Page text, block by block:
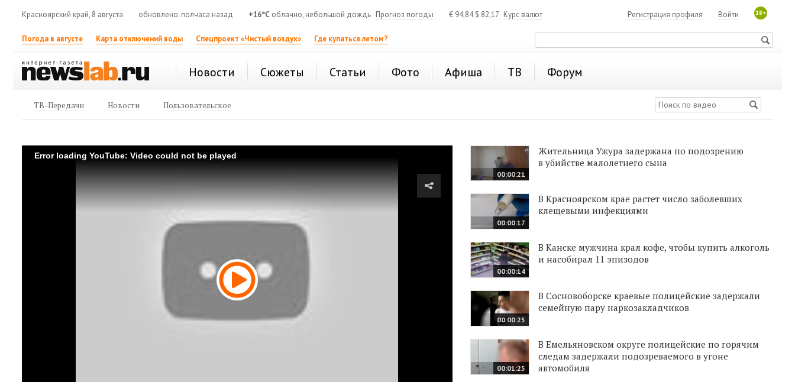
Красноярский край, 8 августа обновлено: полчаса назад +16°C облачно, небольшой дождь Прогноз погоды € 94,84$ 82,17 Курс валют 18+
Войти
Регистрация профиля
Погода в августе Карта отключений воды Спецпроект «Чистый воздух» Где купаться летом?
Новости Сюжеты Статьи Фото Афиша ТВ Форум
ТВ-Передачи Новости Пользовательское
Error loading YouTube: Video could not be played
00:00:21
Жительница Ужура задержана по подозрению
в убийстве малолетнего сына
00:00:17
В Красноярском крае растет число заболевших
клещевыми инфекциями
00:00:14
В Канске мужчина крал кофе, чтобы купить алкоголь
и насобирал 11 эпизодов
00:00:25
В Сосновоборске краевые полицейские задержали
семейную пару наркозакладчиков
00:01:25
В Емельяновском округе полицейские по горячим
следам задержали подозреваемого в угоне
автомобиля